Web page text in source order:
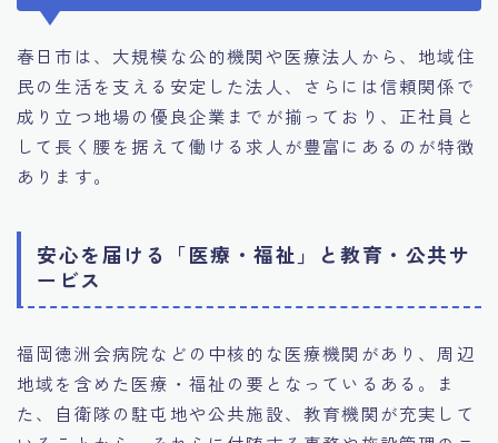
春日市は、大規模な公的機関や医療法人から、地域住
民の生活を支える安定した法人、さらには信頼関係で
成り立つ地場の優良企業までが揃っており、正社員と
して長く腰を据えて働ける求人が豊富にあるのが特徴
あります。
安心を届ける「医療・福祉」と教育・公共サ
ービス
福岡徳洲会病院などの中核的な医療機関があり、周辺
地域を含めた医療・福祉の要となっているある。ま
た、自衛隊の駐屯地や公共施設、教育機関が充実して